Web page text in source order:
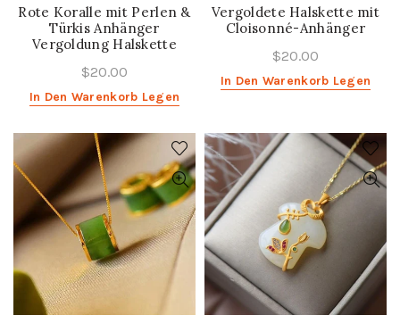
Rote Koralle mit Perlen &
Türkis Anhänger
Vergoldung Halskette
$20.00
In Den Warenkorb Legen
Vergoldete Halskette mit
Cloisonné-Anhänger
$20.00
In Den Warenkorb Legen